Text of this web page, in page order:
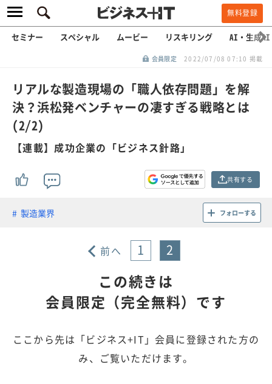
無料登録
セミナー スペシャル ムービー リスキリング AI・生成AI
会員限定 2022/07/08 07:10 掲載
リアルな製造現場の「職人依存問題」を解
決？浜松発ベンチャーの凄すぎる戦略とは
(2/2)
【連載】成功企業の「ビジネス針路」
共有する
製造業界 フォローする
前へ 1 2
この続きは
会員限定（完全無料）です
ここから先は「ビジネス+IT」会員に登録された方の
み、ご覧いただけます。